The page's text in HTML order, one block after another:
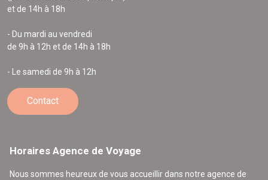
et de 14h à 18h
- Du mardi au vendredi
de 9h à 12h et de 14h à 18h
- Le samedi de 9h à 12h
Contact
Horaires Agence de Voyage
Nous sommes heureux de vous accueillir dans notre agence de